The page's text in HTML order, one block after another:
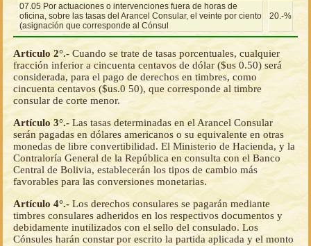
07.05 Por actuaciones o intervenciones fuera de horas de
oficina, sobre las tasas del Arancel Consular, el veinte por ciento
(asignación que corresponde al Cónsul
20.-%
Artículo 2°.- Cuando se trate de tasas porcentuales, cualquier
fracción inferior a cincuenta centavos de dólar ($us 0.50) será
considerada, para el pago de derechos en timbres, como
cincuenta centavos ($us.0 50), que corresponde al timbre
consular de corte menor.
Artículo 3°.- Las tasas determinadas en el Arancel Consular
serán pagadas en dólares americanos o su equivalente en otras
monedas de libre convertibilidad. El Ministerio de Hacienda, y la
Contraloría General de la República en consulta con el Banco
Central de Bolivia, establecerán los tipos de cambio más
favorables para las conversiones monetarias.
Artículo 4°.- Los derechos consulares se pagarán mediante
timbres consulares adheridos en los respectivos documentos y
debidamente inutilizados con el sello del consulado. Los
Cónsules harán constar por escrito la partida aplicada y el monto